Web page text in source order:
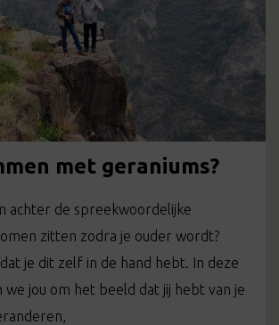
met geraniums?
achter de spreekwoordelijke
zitten zodra je ouder wordt?
je dit zelf in de hand hebt. In deze
we jou om het beeld dat jij hebt van je